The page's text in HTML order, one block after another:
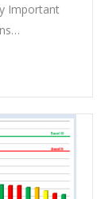
Important